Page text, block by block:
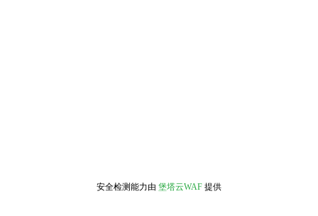
安全检测能力由 堡塔云WAF 提供